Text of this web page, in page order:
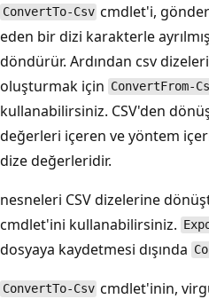
ConvertTo-Csv cmdlet'i,
eden bir dizi karakterle
döndürür. Ardından csv
oluşturmak için ConvertFrom-
kullanabilirsiniz. CSV'den
değerleri içeren ve yöntem
dize değerleridir.
nesneleri CSV dizelerine
cmdlet'ini kullanabilirsiniz.
dosyaya kaydetmesi dışında
ConvertTo-Csv cmdlet'inin,